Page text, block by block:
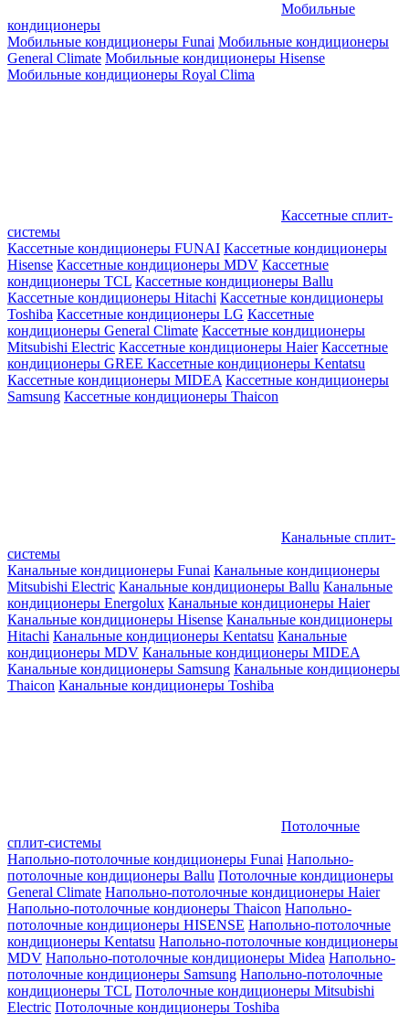
Мобильные
кондиционеры
Мобильные кондиционеры Funai Мобильные кондиционеры
General Climate Мобильные кондиционеры Hisense
Мобильные кондиционеры Royal Clima
Кассетные сплит-
системы
Кассетные кондиционеры FUNAI Кассетные кондиционеры
Hisense Кассетные кондиционеры MDV Кассетные
кондиционеры TCL Кассетные кондиционеры Ballu
Кассетные кондиционеры Hitachi Кассетные кондиционеры
Toshiba Кассетные кондиционеры LG Кассетные
кондиционеры General Climate Кассетные кондиционеры
Mitsubishi Electric Кассетные кондиционеры Haier Кассетные
кондиционеры GREE Кассетные кондиционеры Kentatsu
Кассетные кондиционеры MIDEA Кассетные кондиционеры
Samsung Кассетные кондиционеры Thaicon
Канальные сплит-
системы
Канальные кондиционеры Funai Канальные кондиционеры
Mitsubishi Electric Канальные кондиционеры Ballu Канальные
кондиционеры Energolux Канальные кондиционеры Haier
Канальные кондиционеры Hisense Канальные кондиционеры
Hitachi Канальные кондиционеры Kentatsu Канальные
кондиционеры MDV Канальные кондиционеры MIDEA
Канальные кондиционеры Samsung Канальные кондиционеры
Thaicon Канальные кондиционеры Toshiba
Потолочные
сплит-системы
Напольно-потолочные кондиционеры Funai Напольно-
потолочные кондиционеры Ballu Потолочные кондиционеры
General Climate Напольно-потолочные кондиционеры Haier
Напольно-потолочные кондионеры Thaicon Напольно-
потолочные кондиционеры HISENSE Напольно-потолочные
кондиционеры Kentatsu Напольно-потолочные кондиционеры
MDV Напольно-потолочные кондиционеры Midea Напольно-
потолочные кондиционеры Samsung Напольно-потолочные
кондиционеры TCL Потолочные кондиционеры Mitsubishi
Electric Потолочные кондиционеры Toshiba